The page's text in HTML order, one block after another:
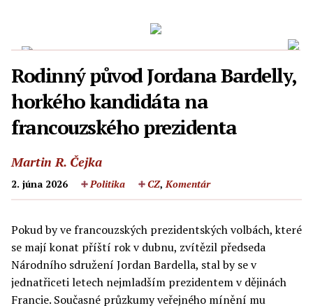
Rodinný původ Jordana Bardelly,
horkého kandidáta na
francouzského prezidenta
Martin R. Čejka
2. júna 2026 Politika CZ,Komentár
Pokud by ve francouzských prezidentských volbách, které
se mají konat příští rok v dubnu, zvítězil předseda
Národního sdružení Jordan Bardella, stal by se v
jednatřiceti letech nejmladším prezidentem v dějinách
Francie. Současné průzkumy veřejného mínění mu